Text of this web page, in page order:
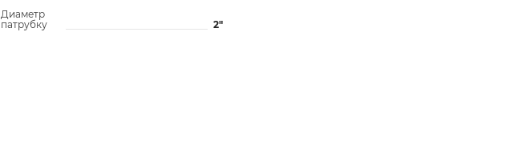
Диаметр
патрубку
2"